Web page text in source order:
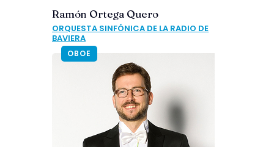
Ramón Ortega Quero
ORQUESTA SINFÓNICA DE LA RADIO DE
BAVIERA
OBOE